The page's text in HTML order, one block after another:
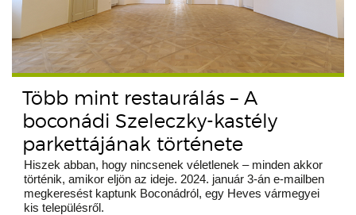
Több mint restaurálás – A
boconádi Szeleczky-kastély
parkettájának története
Hiszek abban, hogy nincsenek véletlenek – minden akkor
történik, amikor eljön az ideje. 2024. január 3-án e-mailben
megkeresést kaptunk Boconádról, egy Heves vármegyei
kis településről.